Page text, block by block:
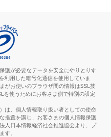
護が必要なデータを安全にやりとりす
利用した暗号化通信を使用していま
がお使いのブラウザ間の情報はSSL技
を使うためにお客さま側で特別の設定
は、個人情報取り扱い者としての使命
措置を講じ、お客さまの個人情報保護
人日本情報経済社会推進協会より、プ
す。